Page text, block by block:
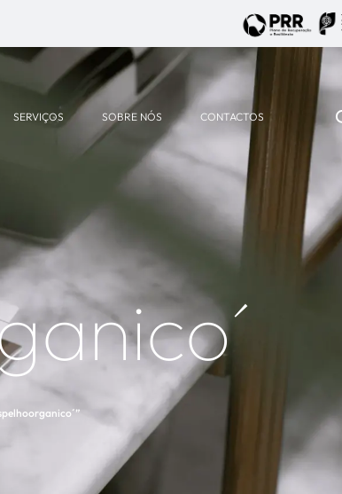
SERVIÇOS SOBRE NÓS CONTACTOS